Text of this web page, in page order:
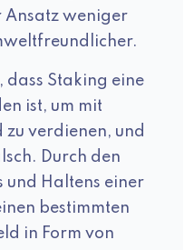
Ansatz weniger
dass Staking eine
ist, um mit
verdienen, und
Durch den
und Haltens einer
bestimmten
in Form von